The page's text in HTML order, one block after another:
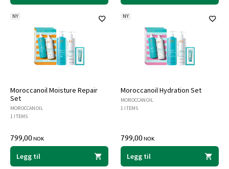
Moroccanoil Moisture Repair
Set
NY
MOROCCANOIL
1 ITEMS
799,00NOK
Legg til
Moroccanoil Hydration Set
NY
MOROCCANOIL
1 ITEMS
799,00NOK
Legg til